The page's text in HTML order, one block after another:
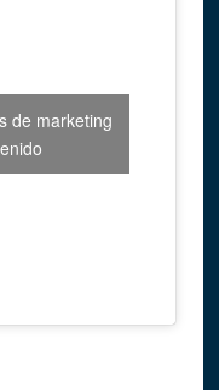
de marketing